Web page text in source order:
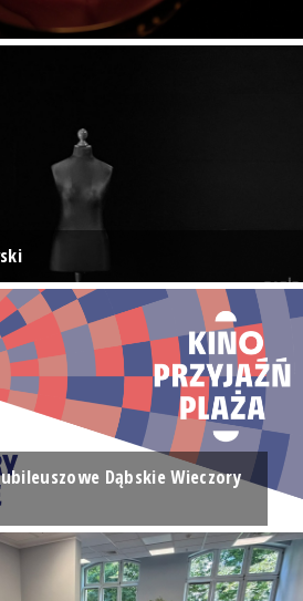
Dąbskie Wieczory